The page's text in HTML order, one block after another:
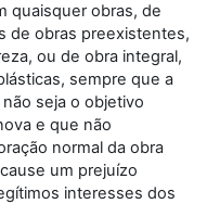
quaisquer obras, de
de obras preexistentes,
ou de obra integral,
sempre que a
seja o objetivo
e que não
normal da obra
um prejuízo
interesses dos